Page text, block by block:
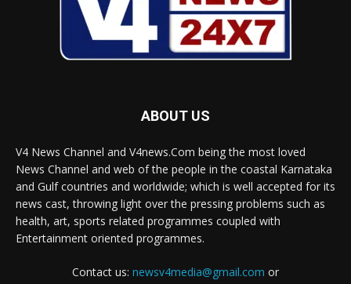
ABOUT US
V4 News Channel and V4news.Com being the most loved
News Channel and web of the people in the coastal Karnataka
and Gulf countries and worldwide; which is well accepted for its
news cast, throwing light over the pressing problems such as
health, art, sports related programmes coupled with
Entertainment oriented programmes.
Contact us: newsv4media@gmail.com or